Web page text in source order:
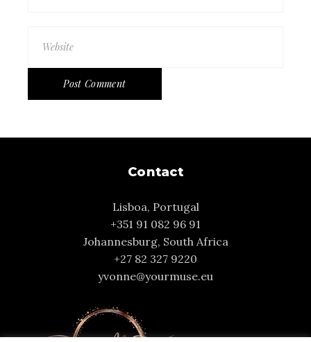
Post Comment
Contact
Lisboa, Portugal
+351 91 082 96 91
Johannesburg, South Africa
+27 82 327 9220
yvonne@yourmuse.eu